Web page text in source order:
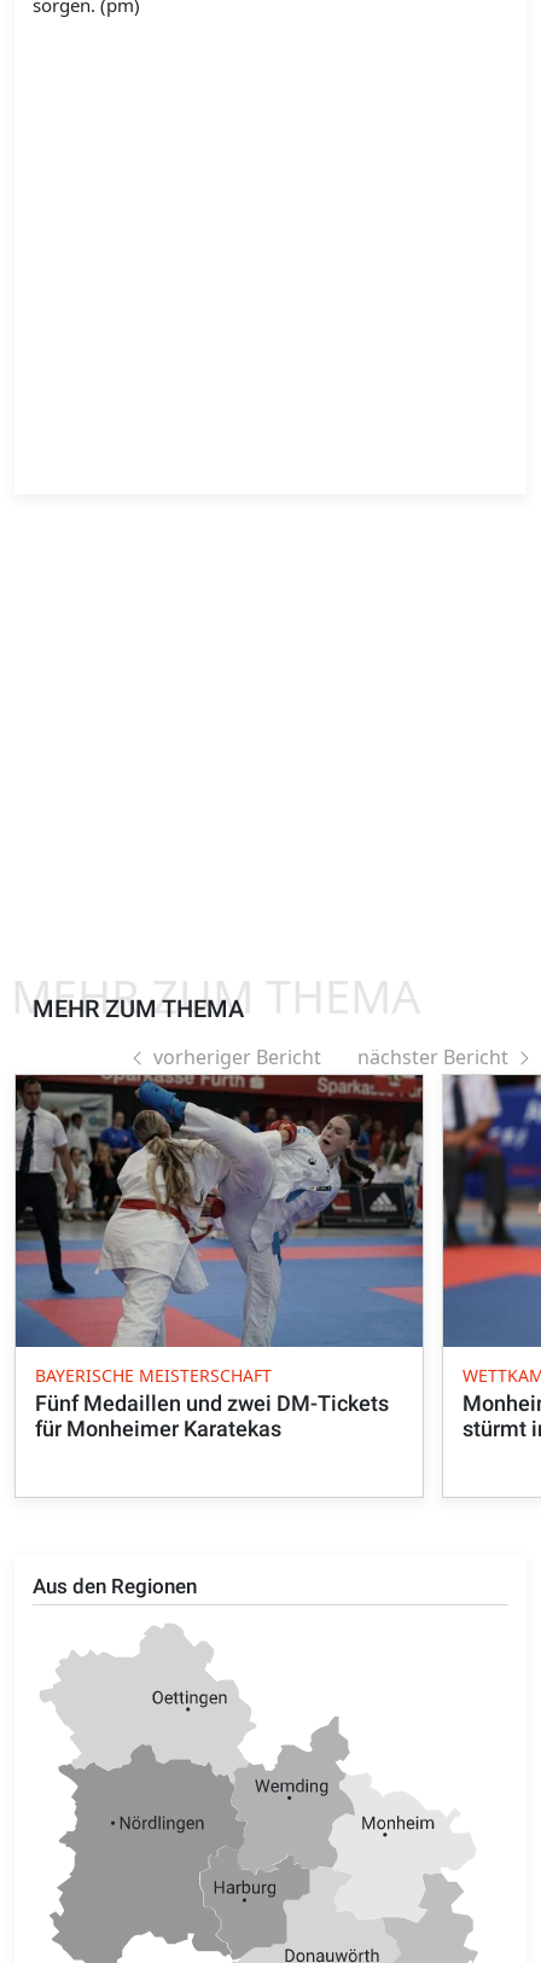
sorgen. (pm)
Aus den Regionen
MEHR ZUM THEMA
MEHR ZUM THEMA
vorheriger Bericht nächster Bericht
BAYERISCHE MEISTERSCHAFT
Fünf Medaillen und zwei DM-Tickets
für Monheimer Karatekas
stürmt